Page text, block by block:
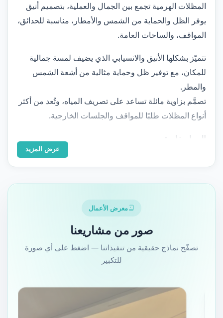
المظلات الهرمية تجمع بين الجمال والعملية، بتصميم أنيق
يوفر الظل والحماية من الشمس والأمطار، مناسبة للحدائق،
المواقف، والساحات العامة.
تتميّز بشكلها الأنيق والانسيابي الذي يضيف لمسة جمالية
للمكان، مع توفير ظل وحماية مثالية من أشعة الشمس
والمطر.
تصمَّم بزاوية مائلة تساعد على تصريف المياه، وتُعد من أكثر
أنواع المظلات طلبًا للمواقف والجلسات الخارجية.
المواصفات:
مقاومة قوية للرياح والأمطار
هيكل حديد مجلفن مقاوم للصدأ
الاستخدامات:
مظلات حدائق وجلسات
عرض المزيد
معرض الأعمال
صور من مشاريعنا
تصفّح نماذج حقيقية من تنفيذاتنا — اضغط على أي صورة
للتكبير